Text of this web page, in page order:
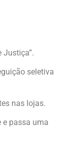
Justiça”.
seletiva
nas lojas.
e passa uma